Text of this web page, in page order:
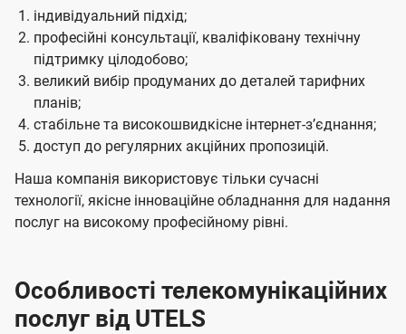
індивідуальний підхід;
професійні консультації, кваліфіковану технічну
підтримку цілодобово;
великий вибір продуманих до деталей тарифних
планів;
стабільне та високошвидкісне інтернет-зʼєднання;
доступ до регулярних акційних пропозицій.
Наша компанія використовує тільки сучасні
технології, якісне інноваційне обладнання для надання
послуг на високому професійному рівні.
Особливості телекомунікаційних
послуг від UTELS